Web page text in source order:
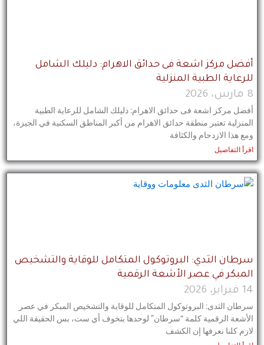
أفضل مركز اشعة فى حدائق الاهرام: دليلك الشامل
للرعاية الطبية المنزلية
8 مارس، 2026
أفضل مركز اشعة فى حدائق الاهرام: دليلك الشامل للرعاية الطبية
المنزلية تعتبر منطقة حدائق الاهرام من أكبر المناطق السكنية في الجيزة،
ومع هذا الازدحام والكثافة
اقرأ التفاصيل
سرطان الثدي: البروتوكول المتكامل للوقاية والتشخيص
المبكر في عصر الأشعة الرقمية
14 فبراير، 2026
سرطان الثدى: البروتوكول المتكامل للوقاية والتشخيص المبكر في عصر
الأشعة الرقمية كلمة “سرطان” لوحدها بتخوف أي ست، بس الحقيقة اللي
لازم كلنا نعرفها إن الكشف